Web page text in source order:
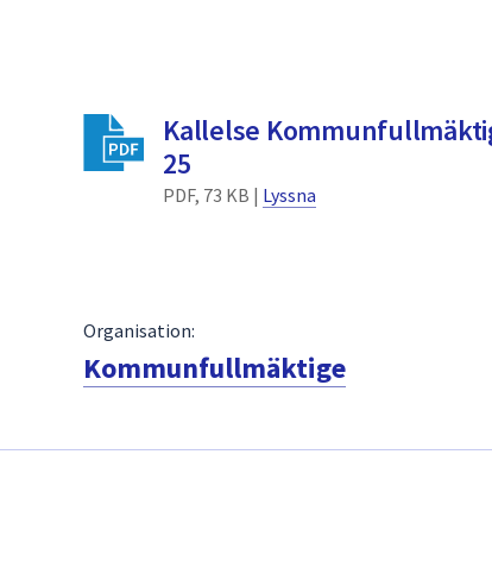
Kallelse
25
PDF, 73 KB | Lyssna
Organisation:
Kommunfullmäktige